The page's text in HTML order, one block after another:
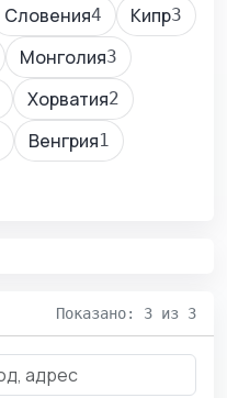
Словения4 Кипр3
Монголия3
Хорватия2
Венгрия1
Показано: 3 из 3